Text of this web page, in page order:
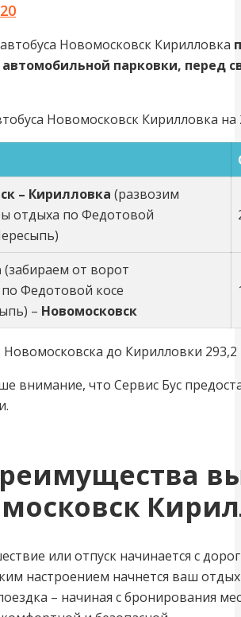
Новомосковск Кирилловка
парковки, перед
Новомосковск Кирилловка на
– Кирилловка (развозим
отдыха по Федотовой
(забираем от ворот
Федотовой косе
– Новомосковск
Новомосковска до Кирилловки
внимание, что Сервис Бус
или отпуск начинается с
настроением начнется ваш
– начиная с бронирования